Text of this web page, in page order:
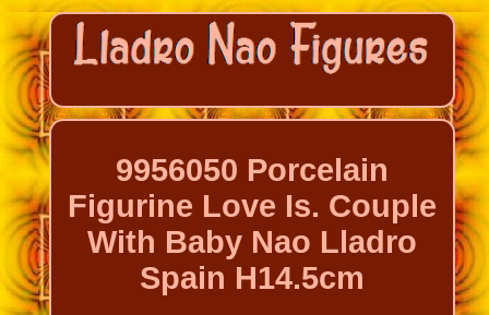
9956050 Porcelain
Figurine Love Is. Couple
With Baby Nao Lladro
Spain H14.5cm